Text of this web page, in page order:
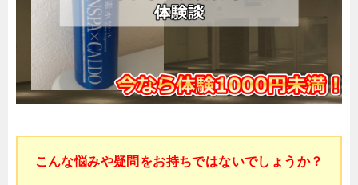
こんな悩みや疑問をお持ちではないでしょうか？